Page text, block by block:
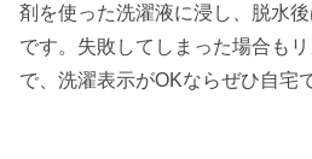
剤を使った洗濯液に浸し、脱水
です。失敗してしまった場合も
で、洗濯表示がOKならぜひ自宅